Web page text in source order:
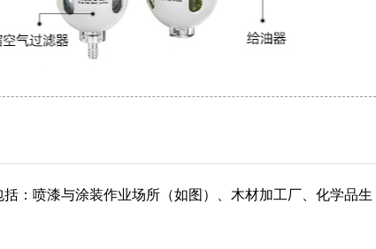
：喷漆与涂装作业场所（如图）、木材加工厂、化学品生